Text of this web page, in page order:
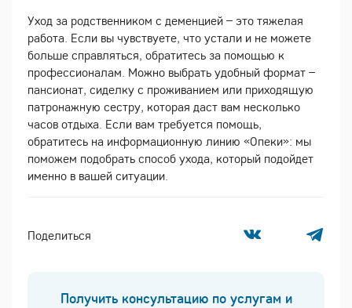
Уход за родственником с деменцией – это тяжелая
работа. Если вы чувствуете, что устали и не можете
больше справляться, обратитесь за помощью к
профессионалам. Можно выбрать удобный формат –
пансионат, сиделку с проживанием или приходящую
патронажную сестру, которая даст вам несколько
часов отдыха. Если вам требуется помощь,
обратитесь на информационную линию «Опеки»: мы
поможем подобрать способ ухода, который подойдет
именно в вашей ситуации.
Поделиться
Получить консультацию по услугам и